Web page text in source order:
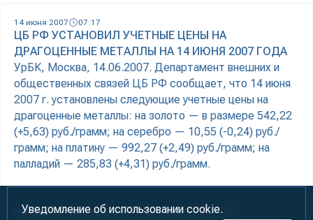
14 июня 2007 07:17
ЦБ РФ УСТАНОВИЛ УЧЕТНЫЕ ЦЕНЫ НА
ДРАГОЦЕННЫЕ МЕТАЛЛЫ НА 14 ИЮНЯ 2007 ГОДА
УрБК, Москва, 14.06.2007. Департамент внешних и
общественных связей ЦБ РФ сообщает, что 14 июня
2007 г. установлены следующие учетные цены на
драгоценные металлы: на золото — в размере 542,22
(+5,63) руб./грамм; на серебро — 10,55 (-0,24) руб./
грамм; на платину — 992,27 (+2,49) руб./грамм; на
палладий — 285,83 (+4,31) руб./грамм.
Информация предназначена для лиц старше 18 лет (18+)
Уведомление об использовании cookie.